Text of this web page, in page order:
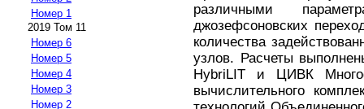
Номер 1
2019 Том 11
Номер 6
Номер 5
Номер 4
Номер 3
Номер 2
различными
джозефсоновских
количества
узлов. Расчеты
HybriLIT и ЦИВК
вычислительного